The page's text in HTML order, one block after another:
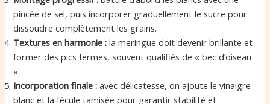
pincée de sel, puis incorporer graduellement le sucre pour
dissoudre complètement les grains.
Textures en harmonie : la meringue doit devenir brillante et
former des pics fermes, souvent qualifiés de « bec d’oiseau
».
Incorporation finale : avec délicatesse, on ajoute le vinaigre
blanc et la fécule tamisée pour garantir stabilité et